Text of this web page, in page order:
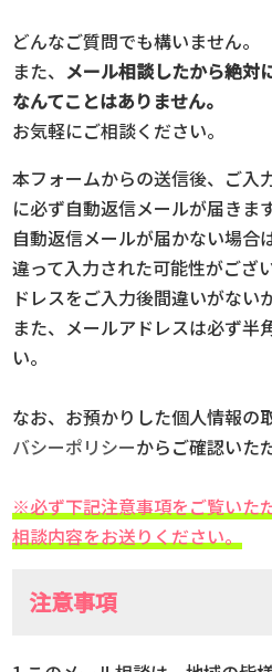
どんなご質問でも構いません。
また、 メール相談したから絶対
なんてことはありません。
お気軽にご相談ください。
本フォームからの送信後、ご入
に必ず自動返信メールが届きます
自動返信メールが届かない場合
違って入力された可能性がござ
ドレスをご入力後間違いがない
また、メールアドレスは必ず半
い。
なお、お預かりした個人情報の
バシーポリシーからご確認いた
※必ず下記注意事項をご覧いた
相談内容をお送りください。
注意事項